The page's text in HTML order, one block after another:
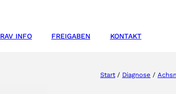
RAV INFO FREIGABEN KONTAKT
Start / Diagnose /